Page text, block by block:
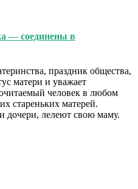
— соединены в
праздник общества,
матери и уважает
человек в любом
стареньких матерей.
дочери, лелеют свою маму.